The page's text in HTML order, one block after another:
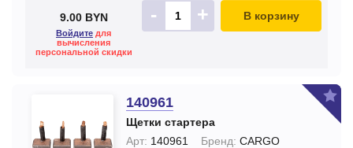
9.00 BYN
Войдите для
вычисления
персональной скидки
- + В корзину
140961
Щетки стартера
Арт: 140961 Бренд: CARGO